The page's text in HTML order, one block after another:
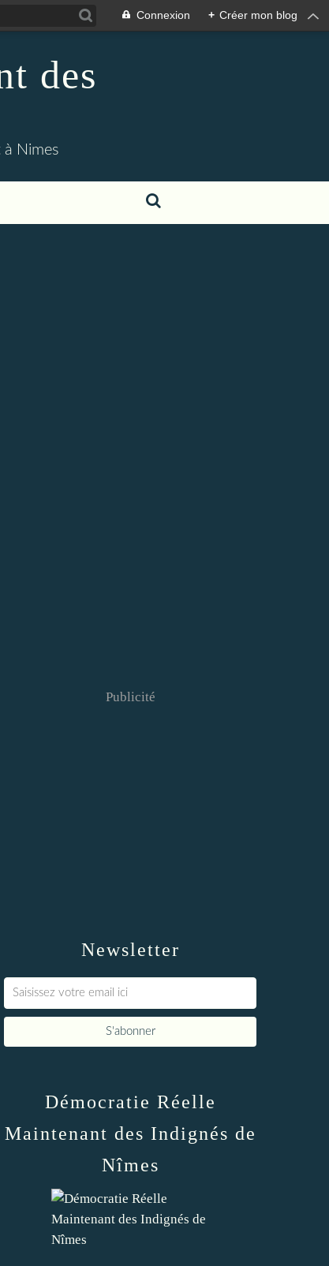
Connexion + Créer mon blog
des
à Nimes
Newsletter
Publicité
Démocratie Réelle
Maintenant des Indignés de
Nîmes